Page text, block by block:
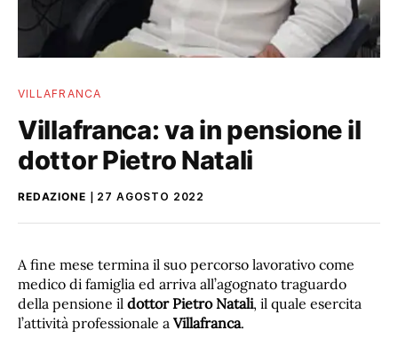
VILLAFRANCA
Villafranca: va in pensione il
dottor Pietro Natali
REDAZIONE 27 AGOSTO 2022
A fine mese termina il suo percorso lavorativo come
medico di famiglia ed arriva all’agognato traguardo
della pensione il dottor Pietro Natali, il quale esercita
l’attività professionale a Villafranca.